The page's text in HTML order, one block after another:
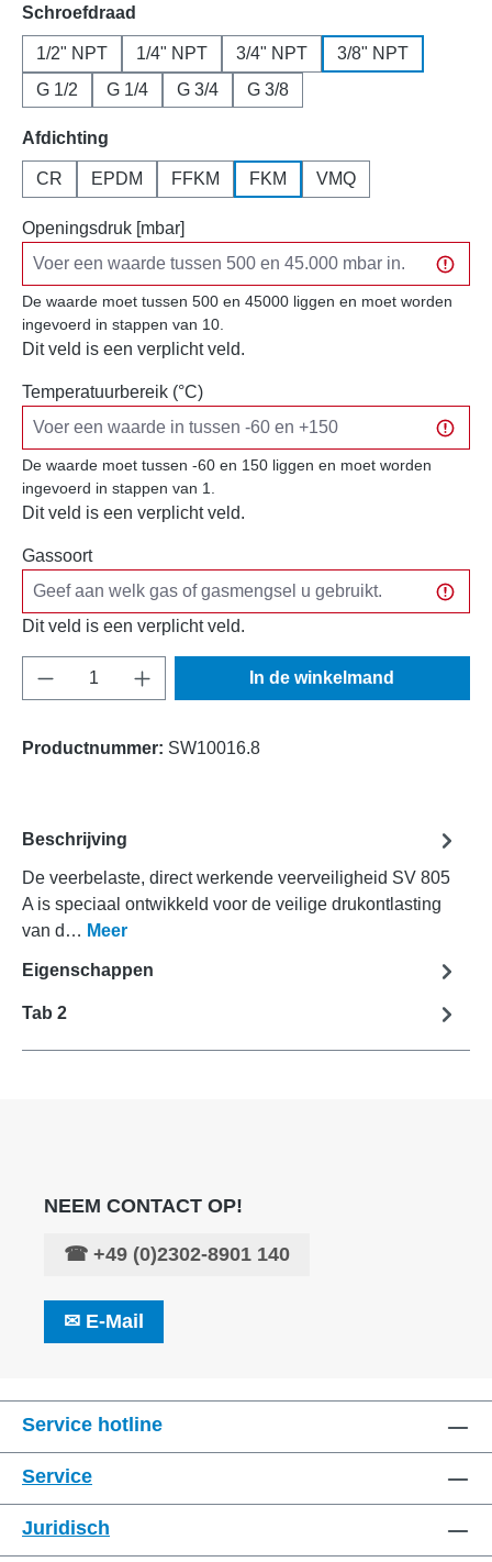
Selecteer
Schroefdraad
1/2" NPT 1/4" NPT 3/4" NPT
3/8" NPT
G 1/2
G 1/4 G 3/4 G 3/8
Selecteer
Afdichting
CR EPDM FFKM FKM VMQ
Openingsdruk [mbar]
De waarde moet tussen 500 en 45000 liggen en moet worden
ingevoerd in stappen van 10.
Dit veld is een verplicht veld.
Temperatuurbereik (°C)
De waarde moet tussen -60 en 150 liggen en moet worden
ingevoerd in stappen van 1.
Dit veld is een verplicht veld.
Gassoort
Dit veld is een verplicht veld.
Producthoeveelheid: Voer de gewenste
In de winkelmand
Productnummer: SW10016.8
Beschrijving
De veerbelaste, direct werkende veerveiligheid SV 805
A is speciaal ontwikkeld voor de veilige drukontlasting
van d… Meer
Eigenschappen
Tab 2
NEEM CONTACT OP!
☎ +49 (0)2302-8901 140
✉ E-Mail
Service hotline
Service
Juridisch